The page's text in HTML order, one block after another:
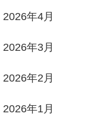
2026年4月
2026年3月
2026年2月
2026年1月